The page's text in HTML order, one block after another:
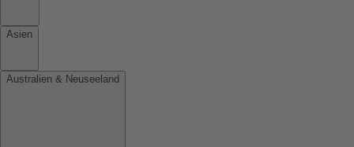
Asien
Australien & Neuseeland